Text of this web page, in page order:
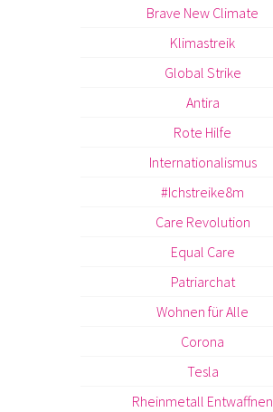
Brave New Climate
Klimastreik
Global Strike
Antira
Rote Hilfe
Internationalismus
#Ichstreike8m
Care Revolution
Equal Care
Patriarchat
Wohnen für Alle
Corona
Tesla
Rheinmetall Entwaffnen